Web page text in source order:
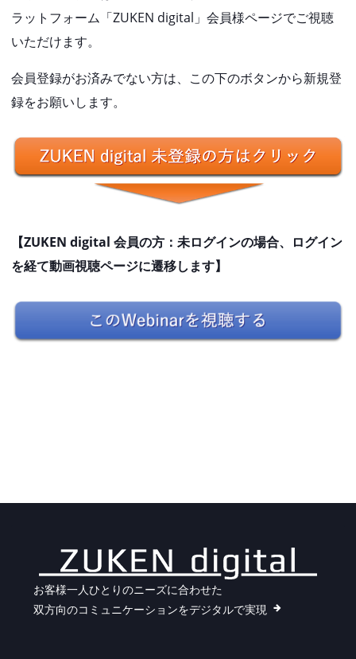
ラットフォーム「ZUKEN digital」会員様ページでご視聴
いただけます。
会員登録がお済みでない方は、この下のボタンから新規登
録をお願いします。
【ZUKEN digital 会員の方：未ログインの場合、ログイン
を経て動画視聴ページに遷移します】
お客様一人ひとりのニーズに合わせた
双方向のコミュニケーションをデジタルで実現